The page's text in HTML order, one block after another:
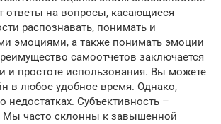
ответы на вопросы, касающиеся
распознавать, понимать и
эмоциями, а также понимать эмоции
самоотчетов заключается
и простоте использования. Вы можете
в любое удобное время. Однако,
недостатках. Субъективность –
Мы часто склонны к завышенной